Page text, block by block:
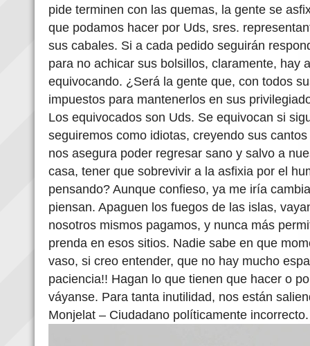
pide terminen con las quemas, la gente se
que podamos hacer por Uds, sres.
sus cabales. Si a cada pedido seguirán
para no achicar sus bolsillos, claramente, hay
equivocando. ¿Será la gente que, con todos
impuestos para mantenerlos en sus
Los equivocados son Uds. Se equivocan si
seguiremos como idiotas, creyendo sus
nos asegura poder regresar sano y salvo a
casa, tener que sobrevivir a la asfixia por el
pensando? Aunque confieso, ya me iría
piensan. Apaguen los fuegos de las islas,
nosotros mismos pagamos, y nunca más
prenda en esos sitios. Nadie sabe en que
vaso, si creo entender, que no hay mucho
paciencia!! Hagan lo que tienen que hacer o
váyanse. Para tanta inutilidad, nos están
Monjelat – Ciudadano políticamente incorrecto.